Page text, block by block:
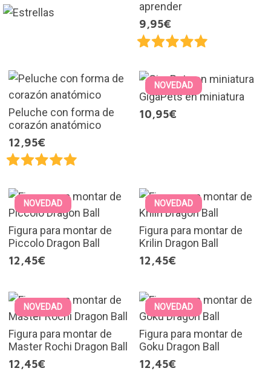
aprender
9,95€
Peluche con forma de
corazón anatómico
12,95€
NOVEDAD
GigaPets en miniatura
10,95€
NOVEDAD
Figura para montar de
Piccolo Dragon Ball
12,45€
NOVEDAD
Figura para montar de
Krilin Dragon Ball
12,45€
NOVEDAD
Figura para montar de
Master Rochi Dragon Ball
12,45€
NOVEDAD
Figura para montar de
Goku Dragon Ball
12,45€